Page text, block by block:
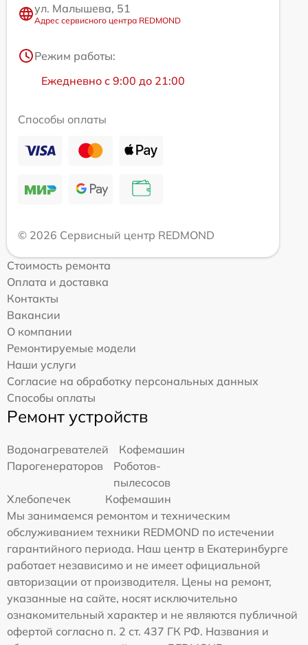
ул. Малышева, 51
Адрес сервисного центра REDMOND
Режим работы:
Ежедневно с 9:00 до 21:00
Способы оплаты
© 2026 Сервисный центр REDMOND
Стоимость ремонта
Оплата и доставка
Контакты
Вакансии
О компании
Ремонтируемые модели
Наши услуги
Согласие на обработку персональных данных
Способы оплаты
Ремонт устройств
Водонагревателей
Кофемашин
Парогенераторов
Роботов-
пылесосов
Хлебопечек
Кофемашин
Мы занимаемся ремонтом и техническим
обслуживанием техники REDMOND по истечении
гарантийного периода. Наш центр в Екатеринбурге
работает независимо и не имеет официальной
авторизации от производителя. Цены на ремонт,
указанные на сайте, носят исключительно
ознакомительный характер и не являются публичной
офертой согласно п. 2 ст. 437 ГК РФ. Названия и